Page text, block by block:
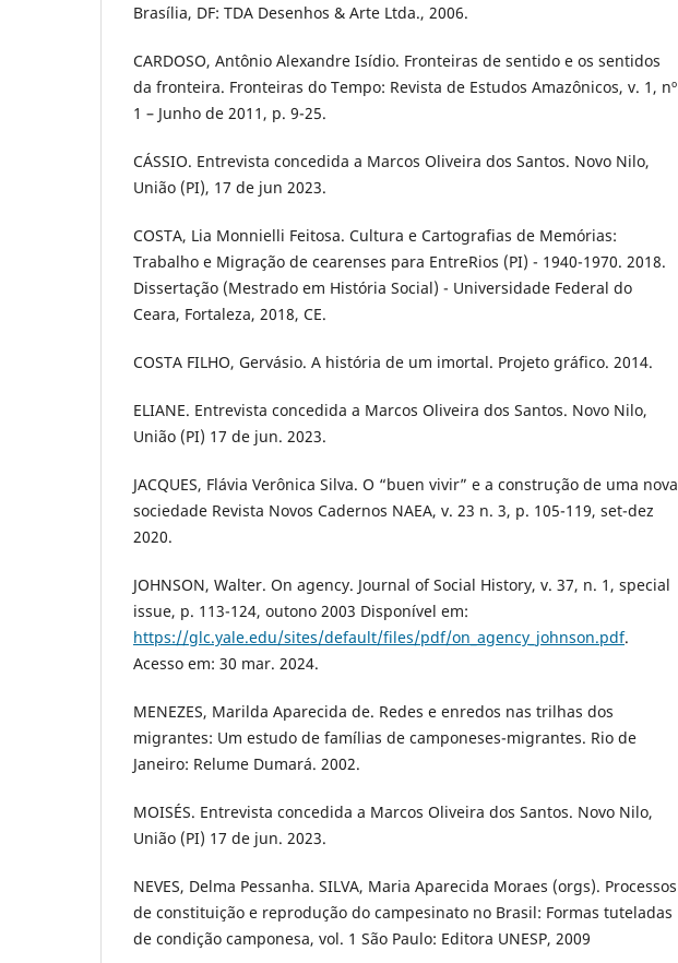
Brasília, DF: TDA Desenhos & Arte Ltda., 2006.
CARDOSO, Antônio Alexandre Isídio. Fronteiras de sentido e os sentidos
da fronteira. Fronteiras do Tempo: Revista de Estudos Amazônicos, v. 1, nº
1 – Junho de 2011, p. 9-25.
CÁSSIO. Entrevista concedida a Marcos Oliveira dos Santos. Novo Nilo,
União (PI), 17 de jun 2023.
COSTA, Lia Monnielli Feitosa. Cultura e Cartografias de Memórias:
Trabalho e Migração de cearenses para EntreRios (PI) - 1940-1970. 2018.
Dissertação (Mestrado em História Social) - Universidade Federal do
Ceara, Fortaleza, 2018, CE.
COSTA FILHO, Gervásio. A história de um imortal. Projeto gráfico. 2014.
ELIANE. Entrevista concedida a Marcos Oliveira dos Santos. Novo Nilo,
União (PI) 17 de jun. 2023.
JACQUES, Flávia Verônica Silva. O “buen vivir” e a construção de uma nova
sociedade Revista Novos Cadernos NAEA, v. 23 n. 3, p. 105-119, set-dez
2020.
JOHNSON, Walter. On agency. Journal of Social History, v. 37, n. 1, special
issue, p. 113-124, outono 2003 Disponível em:
https://glc.yale.edu/sites/default/files/pdf/on_agency_johnson.pdf.
Acesso em: 30 mar. 2024.
MENEZES, Marilda Aparecida de. Redes e enredos nas trilhas dos
migrantes: Um estudo de famílias de camponeses-migrantes. Rio de
Janeiro: Relume Dumará. 2002.
MOISÉS. Entrevista concedida a Marcos Oliveira dos Santos. Novo Nilo,
União (PI) 17 de jun. 2023.
NEVES, Delma Pessanha. SILVA, Maria Aparecida Moraes (orgs). Processos
de constituição e reprodução do campesinato no Brasil: Formas tuteladas
de condição camponesa, vol. 1 São Paulo: Editora UNESP, 2009